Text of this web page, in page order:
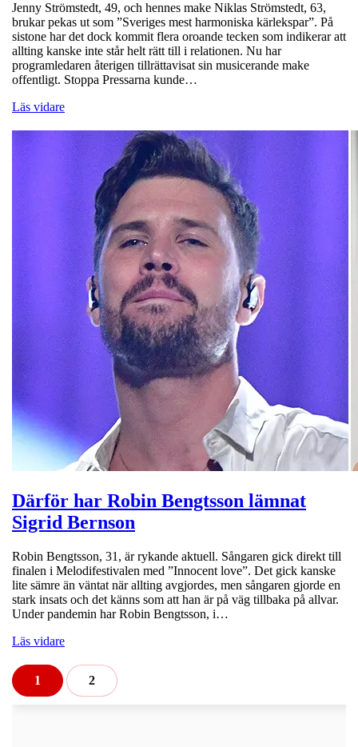
Jenny Strömstedt, 49, och hennes make Niklas Strömstedt, 63,
brukar pekas ut som ”Sveriges mest harmoniska kärlekspar”. På
sistone har det dock kommit flera oroande tecken som indikerar att
allting kanske inte står helt rätt till i relationen. Nu har
programledaren återigen tillrättavisat sin musicerande make
offentligt. Stoppa Pressarna kunde…
Läs vidare
Därför har Robin Bengtsson lämnat
Sigrid Bernson
Robin Bengtsson, 31, är rykande aktuell. Sångaren gick direkt till
finalen i Melodifestivalen med ”Innocent love”. Det gick kanske
lite sämre än väntat när allting avgjordes, men sångaren gjorde en
stark insats och det känns som att han är på väg tillbaka på allvar.
Under pandemin har Robin Bengtsson, i…
Läs vidare
1 2